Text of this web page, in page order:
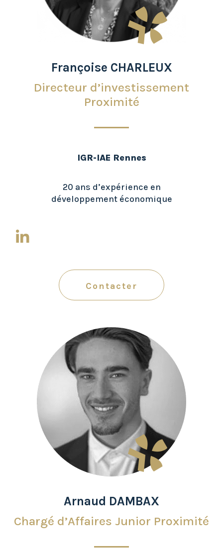
Françoise CHARLEUX
Directeur d’investissement
Proximité
IGR-IAE Rennes
20 ans d’expérience en
développement économique
Contacter
Arnaud DAMBAX
Chargé d’Affaires Junior Proximité